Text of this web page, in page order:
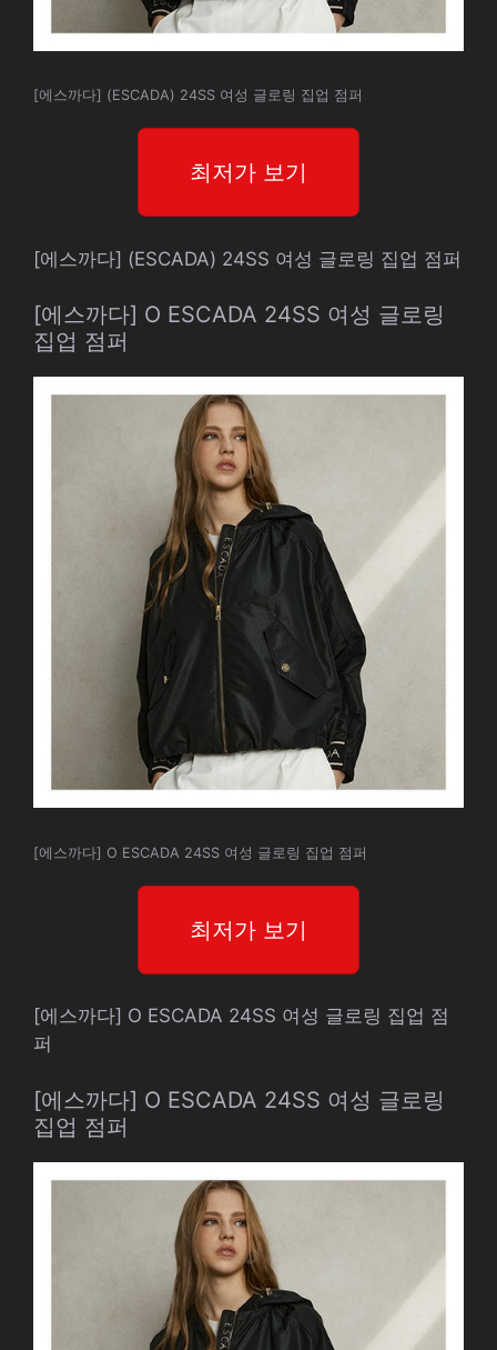
[에스까다] (ESCADA) 24SS 여성 글로링 집업 점퍼
최저가 보기
[에스까다] (ESCADA) 24SS 여성 글로링 집업 점퍼
[에스까다] O ESCADA 24SS 여성 글로링
집업 점퍼
[에스까다] O ESCADA 24SS 여성 글로링 집업 점퍼
최저가 보기
[에스까다] O ESCADA 24SS 여성 글로링 집업 점
퍼
[에스까다] O ESCADA 24SS 여성 글로링
집업 점퍼